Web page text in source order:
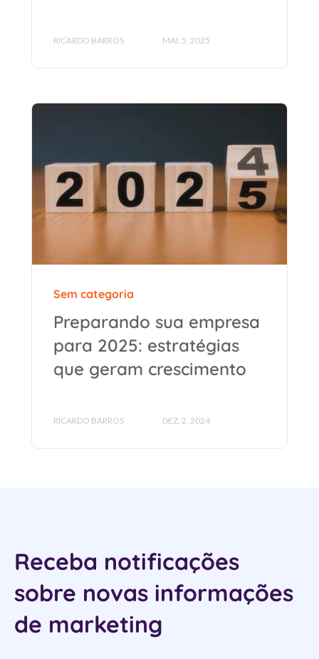
RICARDO BARROS MAI. 5, 2025
Sem categoria
Preparando sua empresa
para 2025: estratégias
que geram crescimento
RICARDO BARROS DEZ. 2, 2024
Receba notificações
sobre novas informações
de marketing